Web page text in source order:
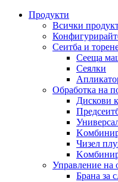
Продукти
Всички
Сеитба и
Cееща
Cеялки
Обработка на
Дискови
Чизел
Управление на
Брана за